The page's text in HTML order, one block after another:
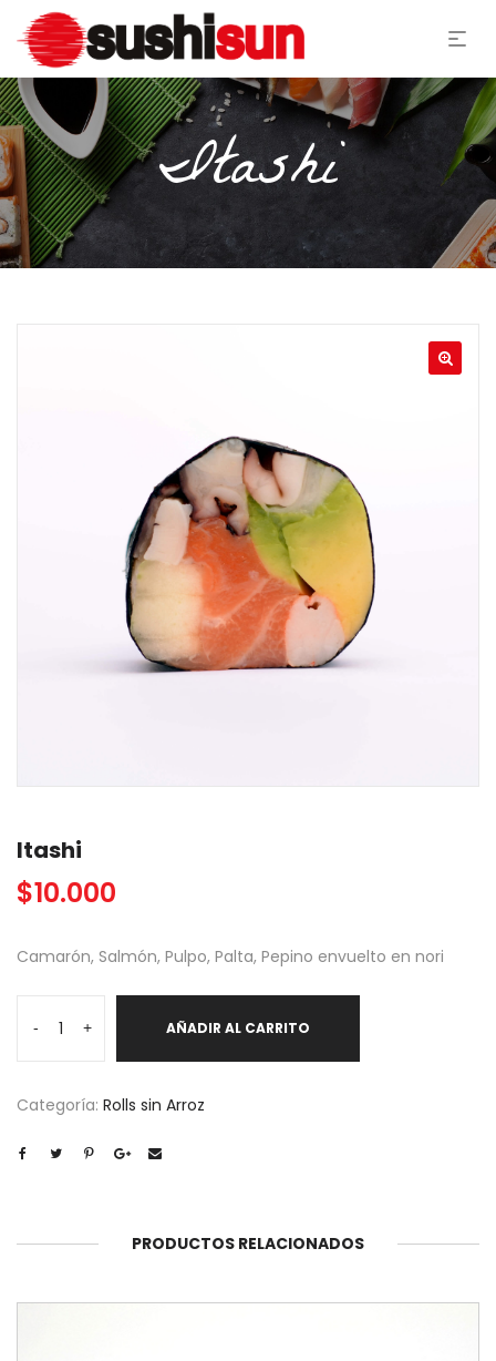
Itashi
Itashi
$10.000
Camarón, Salmón, Pulpo, Palta, Pepino envuelto en nori
-
cantidad+ AÑADIR AL CARRITO
Categoría: Rolls sin Arroz
PRODUCTOS RELACIONADOS